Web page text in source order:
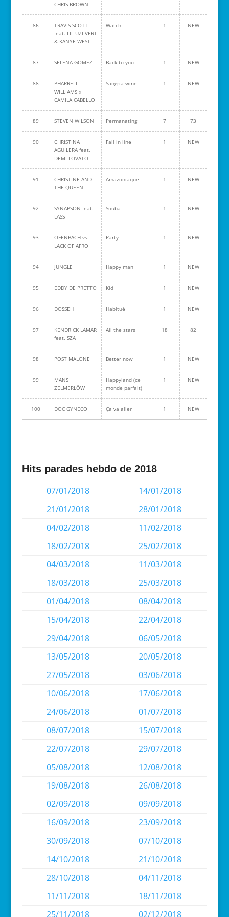
CHRIS BROWN
86
TRAVIS SCOTT
feat. LIL UZI VERT
& KANYE WEST
Watch 1 NEW
87 SELENA GOMEZ Back to you 1 NEW
88
PHARRELL
WILLIAMS x
CAMILA CABELLO
Sangria wine 1 NEW
89 STEVEN WILSON Permanating 7 73
90
CHRISTINA
AGUILERA feat.
DEMI LOVATO
Fall in line 1 NEW
91
CHRISTINE AND
THE QUEEN
Amazoniaque 1 NEW
92
SYNAPSON feat.
LASS
Souba 1 NEW
93
OFENBACH vs.
LACK OF AFRO
Party 1 NEW
94 JUNGLE Happy man 1 NEW
95 EDDY DE PRETTO Kid 1 NEW
96 DOSSEH Habitué 1 NEW
97
KENDRICK LAMAR
feat. SZA
All the stars 18 82
98 POST MALONE Better now 1 NEW
99
MANS
ZELMERLÖW
Happyland (ce
monde parfait)
1 NEW
100 DOC GYNECO Ça va aller 1 NEW
Hits parades hebdo de 2018
07/01/2018
14/01/2018
21/01/2018
28/01/2018
04/02/2018
11/02/2018
18/02/2018
25/02/2018
04/03/2018
11/03/2018
18/03/2018
25/03/2018
01/04/2018
08/04/2018
15/04/2018
22/04/2018
29/04/2018
06/05/2018
13/05/2018
20/05/2018
27/05/2018
03/06/2018
10/06/2018
17/06/2018
24/06/2018
01/07/2018
08/07/2018
15/07/2018
22/07/2018
29/07/2018
05/08/2018
12/08/2018
19/08/2018
26/08/2018
02/09/2018
09/09/2018
16/09/2018
23/09/2018
30/09/2018
07/10/2018
14/10/2018
21/10/2018
28/10/2018
04/11/2018
11/11/2018
18/11/2018
25/11/2018
02/12/2018